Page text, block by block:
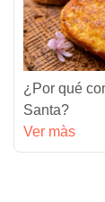
¿Por qué
Santa?
Ver màs